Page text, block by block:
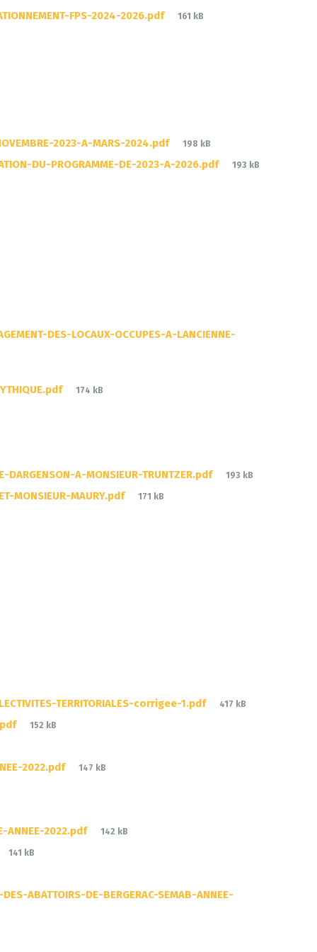
FPS-2024-2026.pdf
File
161 kB
2023-A-MARS-2024.pdf
File
198 kB
DU-PROGRAMME-DE-2023-A-2026.pdf
File
193 kB
DES-LOCAUX-OCCUPES-A-LANCIENNE-
File
174 kB
A-MONSIEUR-TRUNTZER.pdf
File
193 kB
MONSIEUR-MAURY.pdf
File
171 kB
TERRITORIALES-corrigee-1.pdf
File
417 kB
File
152 kB
2022.pdf
File
147 kB
ANNEE-2022.pdf
File
142 kB
File
141 kB
ABATTOIRS-DE-BERGERAC-SEMAB-ANNEE-